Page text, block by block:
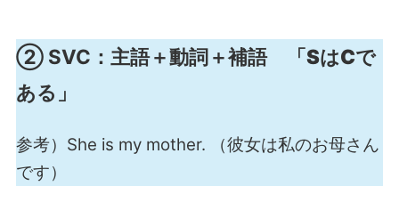
② SVC： 主語＋動詞＋補語 「SはCで
ある」
参考）She is my mother. （彼女は私のお母さん
です）